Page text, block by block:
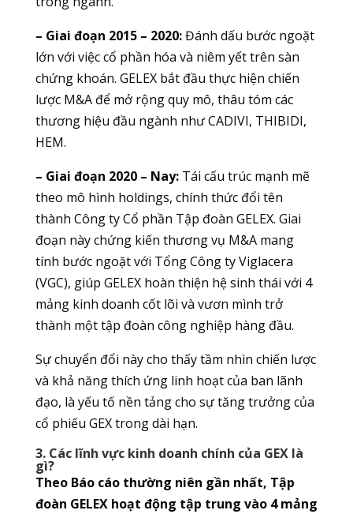
– Giai đoạn 2015 – 2020:Đánh dấu bước ngoặt
lớn với việc cổ phần hóa và niêm yết trên sàn
chứng khoán. GELEX bắt đầu thực hiện chiến
lược M&A để mở rộng quy mô, thâu tóm các
thương hiệu đầu ngành như CADIVI, THIBIDI,
HEM.
– Giai đoạn 2020 – Nay:Tái cấu trúc mạnh mẽ
theo mô hình holdings, chính thức đổi tên
thành Công ty Cổ phần Tập đoàn GELEX. Giai
đoạn này chứng kiến thương vụ M&A mang
tính bước ngoặt với Tổng Công ty Viglacera
(VGC), giúp GELEX hoàn thiện hệ sinh thái với 4
mảng kinh doanh cốt lõi và vươn mình trở
thành một tập đoàn công nghiệp hàng đầu.
Sự chuyển đổi này cho thấy tầm nhìn chiến lược
và khả năng thích ứng linh hoạt của ban lãnh
đạo, là yếu tố nền tảng cho sự tăng trưởng của
cổ phiếu GEX trong dài hạn.
3. Các lĩnh vực kinh doanh chính của GEX là
gì?
Theo Báo cáo thường niên gần nhất, Tập
đoàn GELEX hoạt động tập trung vào 4 mảng